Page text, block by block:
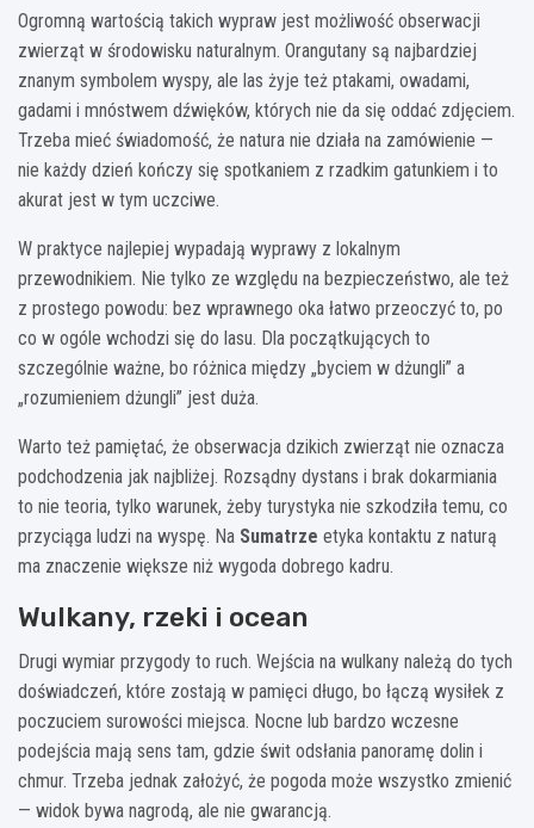
Ogromną wartością takich wypraw jest możliwość obserwacji
zwierząt w środowisku naturalnym. Orangutany są najbardziej
znanym symbolem wyspy, ale las żyje też ptakami, owadami,
gadami i mnóstwem dźwięków, których nie da się oddać zdjęciem.
Trzeba mieć świadomość, że natura nie działa na zamówienie —
nie każdy dzień kończy się spotkaniem z rzadkim gatunkiem i to
akurat jest w tym uczciwe.
W praktyce najlepiej wypadają wyprawy z lokalnym
przewodnikiem. Nie tylko ze względu na bezpieczeństwo, ale też
z prostego powodu: bez wprawnego oka łatwo przeoczyć to, po
co w ogóle wchodzi się do lasu. Dla początkujących to
szczególnie ważne, bo różnica między „byciem w dżungli” a
„rozumieniem dżungli” jest duża.
Warto też pamiętać, że obserwacja dzikich zwierząt nie oznacza
podchodzenia jak najbliżej. Rozsądny dystans i brak dokarmiania
to nie teoria, tylko warunek, żeby turystyka nie szkodziła temu, co
przyciąga ludzi na wyspę. Na Sumatrze etyka kontaktu z naturą
ma znaczenie większe niż wygoda dobrego kadru.
Wulkany, rzeki i ocean
Drugi wymiar przygody to ruch. Wejścia na wulkany należą do tych
doświadczeń, które zostają w pamięci długo, bo łączą wysiłek z
poczuciem surowości miejsca. Nocne lub bardzo wczesne
podejścia mają sens tam, gdzie świt odsłania panoramę dolin i
chmur. Trzeba jednak założyć, że pogoda może wszystko zmienić
— widok bywa nagrodą, ale nie gwarancją.